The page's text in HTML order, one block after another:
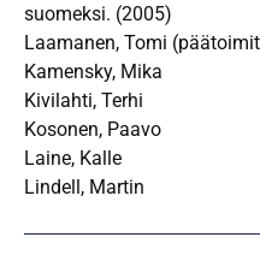
suomeksi. (2005)
Laamanen, Tomi
Kamensky, Mika
Kivilahti, Terhi
Kosonen, Paavo
Laine, Kalle
Lindell, Martin